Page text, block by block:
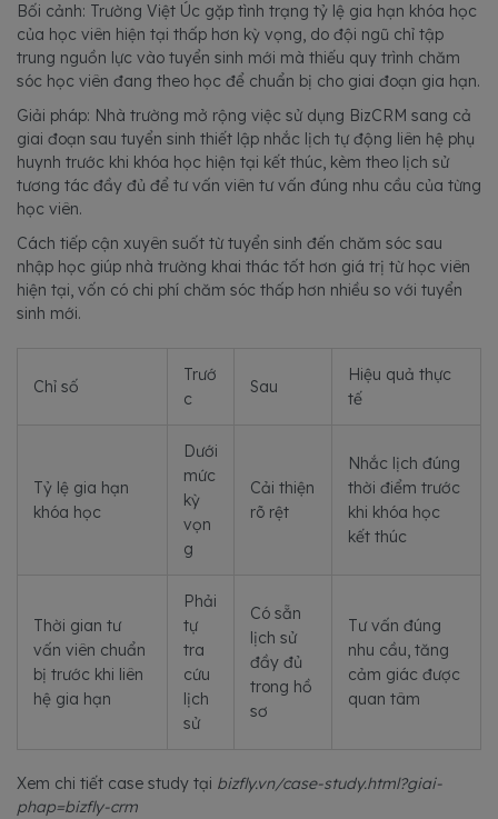
Bối cảnh: Trường Việt Úc gặp tình trạng tỷ lệ gia hạn khóa học
của học viên hiện tại thấp hơn kỳ vọng, do đội ngũ chỉ tập
trung nguồn lực vào tuyển sinh mới mà thiếu quy trình chăm
sóc học viên đang theo học để chuẩn bị cho giai đoạn gia hạn.
Giải pháp: Nhà trường mở rộng việc sử dụng BizCRM sang cả
giai đoạn sau tuyển sinh thiết lập nhắc lịch tự động liên hệ phụ
huynh trước khi khóa học hiện tại kết thúc, kèm theo lịch sử
tương tác đầy đủ để tư vấn viên tư vấn đúng nhu cầu của từng
học viên.
Cách tiếp cận xuyên suốt từ tuyển sinh đến chăm sóc sau
nhập học giúp nhà trường khai thác tốt hơn giá trị từ học viên
hiện tại, vốn có chi phí chăm sóc thấp hơn nhiều so với tuyển
sinh mới.
Chỉ số
Trướ
c
Sau
Hiệu quả thực
tế
Tỷ lệ gia hạn
khóa học
Dưới
mức
kỳ
vọn
g
Cải thiện
rõ rệt
Nhắc lịch đúng
thời điểm trước
khi khóa học
kết thúc
Thời gian tư
vấn viên chuẩn
bị trước khi liên
hệ gia hạn
Phải
tự
tra
cứu
lịch
sử
Có sẵn
lịch sử
đầy đủ
trong hồ
sơ
Tư vấn đúng
nhu cầu, tăng
cảm giác được
quan tâm
Xem chi tiết case study tại bizfly.vn/case-study.html?giai-
phap=bizfly-crm